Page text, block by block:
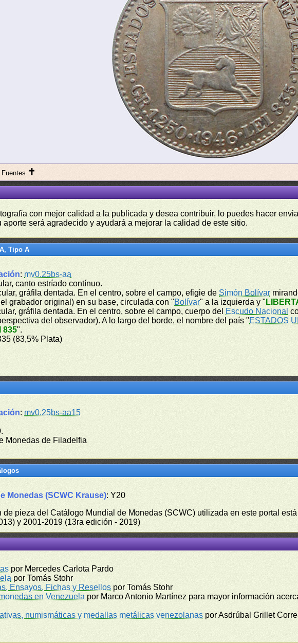
✝
con mejor calidad a la publicada y desea contribuir, lo puedes hacer
aporte será agradecido y ayudará a mejorar la calidad de este sitio.
Tipo A
: mv0.25bs-aa
canto estríado contínuo.
gráfila dentada. En el centro, sobre el campo, efigie de Simón Bolívar
grabador original) en su base, circulada con "Bolívar" a la izquierda y "
gráfila dentada. En el centro, sobre el campo, cuerpo del Escudo Nacional
del observador). A lo largo del borde, el nombre del país "ESTADOS
835".
(83,5% Plata)
: mv0.25bs-aa15
Monedas de Filadelfia
Monedas (SCWC Krause): Y20
de pieza del Catálogo Mundial de Monedas (SCWC) utilizada en este portal
y 2001-2019 (13ra edición - 2019)
por Mercedes Carlota Pardo
por Tomás Stohr
Ensayos, Fichas y Resellos por Tomás Stohr
en Venezuela por Marco Antonio Martínez para mayor información
numismáticas y medallas metálicas venezolanas por Asdrúbal Grillet